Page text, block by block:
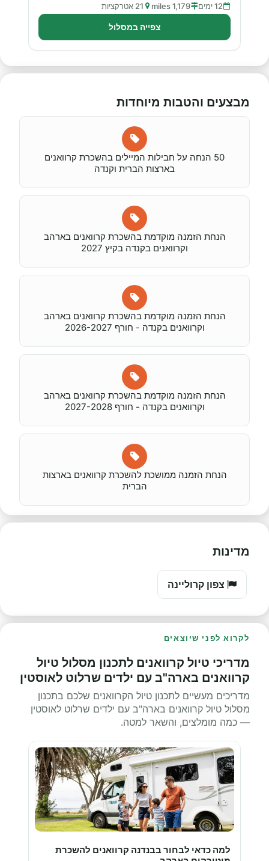
12 ימים 1,179 miles 21 אטרקציות
צפייה במסלול
מבצעים והטבות מיוחדות
50 הנחה על חבילות המיילים בהשכרת קרוואנים
בארצות הברית וקנדה
הנחת הזמנה מוקדמת בהשכרת קרוואנים בארהב
וקרוואנים בקנדה בקיץ 2027
הנחת הזמנה מוקדמת בהשכרת קרוואנים בארהב
וקרוואנים בקנדה - חורף 2026-2027
הנחת הזמנה מוקדמת בהשכרת קרוואנים בארהב
וקרוואנים בקנדה - חורף 2027-2028
הנחת הזמנה ממושכת להשכרת קרוואנים בארצות
הברית
מדינות
צפון קרוליינה
לקרוא לפני שיוצאים
מדריכי טיול קרוואנים לתכנון מסלול טיול
קרוואנים בארה"ב עם ילדים שרלוט לאוסטין
מדריכים מעשיים לתכנון טיול הקרוואנים שלכם בתכנון
מסלול טיול קרוואנים בארה"ב עם ילדים שרלוט לאוסטין
— כמה מומלצים, והשאר למטה.
למה כדאי לבחור בבנדנה קרוואנים להשכרת